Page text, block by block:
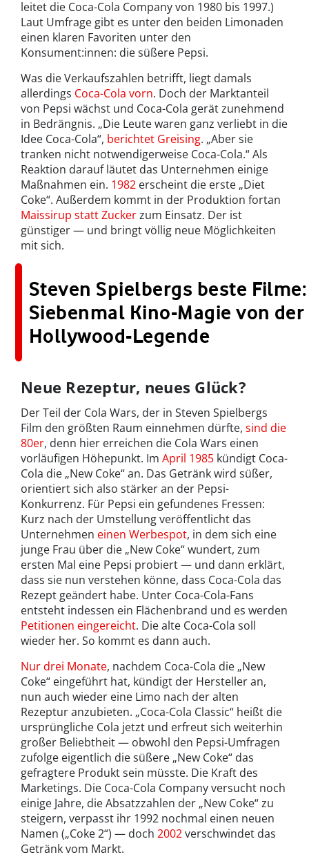
leitet die Coca-Cola Company von 1980 bis 1997.)
Laut Umfrage gibt es unter den beiden Limonaden
einen klaren Favoriten unter den
Konsument:innen: die süßere Pepsi.
Was die Verkaufszahlen betrifft, liegt damals
allerdings Coca-Cola vorn. Doch der Marktanteil
von Pepsi wächst und Coca-Cola gerät zunehmend
in Bedrängnis. „Die Leute waren ganz verliebt in die
Idee Coca-Cola“, berichtet Greising. „Aber sie
tranken nicht notwendigerweise Coca-Cola.“ Als
Reaktion darauf läutet das Unternehmen einige
Maßnahmen ein. 1982 erscheint die erste „Diet
Coke“. Außerdem kommt in der Produktion fortan
Maissirup statt Zuckerzum Einsatz. Der ist
günstiger — und bringt völlig neue Möglichkeiten
mit sich.
Steven Spielbergs beste Filme:
Siebenmal Kino-Magie von der
Hollywood-Legende
Neue Rezeptur, neues Glück?
Der Teil der Cola Wars, der in Steven Spielbergs
Film den größten Raum einnehmen dürfte, sind die
80er, denn hier erreichen die Cola Wars einen
vorläufigen Höhepunkt. Im April 1985 kündigt Coca-
Cola die „New Coke“ an. Das Getränk wird süßer,
orientiert sich also stärker an der Pepsi-
Konkurrenz. Für Pepsi ein gefundenes Fressen:
Kurz nach der Umstellung veröffentlicht das
Unternehmen einen Werbespot, in dem sich eine
junge Frau über die „New Coke“ wundert, zum
ersten Mal eine Pepsi probiert — und dann erklärt,
dass sie nun verstehen könne, dass Coca-Cola das
Rezept geändert habe. Unter Coca-Cola-Fans
entsteht indessen ein Flächenbrand und es werden
Petitionen eingereicht. Die alte Coca-Cola soll
wieder her. So kommt es dann auch.
Nur drei Monate, nachdem Coca-Cola die „New
Coke“ eingeführt hat, kündigt der Hersteller an,
nun auch wieder eine Limo nach der alten
Rezeptur anzubieten. „Coca-Cola Classic“ heißt die
ursprüngliche Cola jetzt und erfreut sich weiterhin
großer Beliebtheit — obwohl den Pepsi-Umfragen
zufolge eigentlich die süßere „New Coke“ das
gefragtere Produkt sein müsste. Die Kraft des
Marketings. Die Coca-Cola Company versucht noch
einige Jahre, die Absatzzahlen der „New Coke“ zu
steigern, verpasst ihr 1992 nochmal einen neuen
Namen („Coke 2“) — doch 2002verschwindet das
Getränk vom Markt.